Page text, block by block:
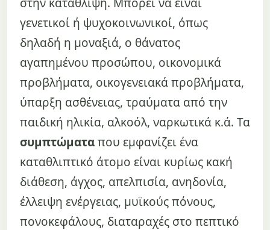
γενετικοί ή ψυχοκοινωνικοί, όπως
δηλαδή η μοναξιά, ο θάνατος
αγαπημένου προσώπου, οικονομικά
προβλήματα, οικογενειακά προβλήματα,
ύπαρξη ασθένειας, τραύματα από την
παιδική ηλικία, αλκοόλ, ναρκωτικά κ.ά. Τα
συμπτώματαπου εμφανίζει ένα
καταθλιπτικό άτομο είναι κυρίως κακή
διάθεση, άγχος, απελπισία, ανηδονία,
έλλειψη ενέργειας, μυϊκούς πόνους,
πονοκεφάλους, διαταραχές στο πεπτικό